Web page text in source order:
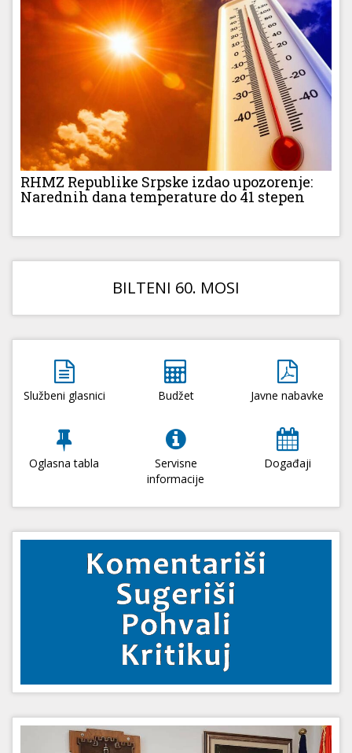
RHMZ Republike Srpske izdao upozorenje:
Narednih dana temperature do 41 stepen
BILTENI 60. MOSI
Službeni glasnici Budžet Javne nabavke
Oglasna tabla
Servisne
informacije
Događaji